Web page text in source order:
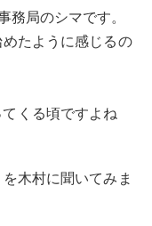
務局のシマです。
たように感じるの
てくる頃ですよね
木村に聞いてみま